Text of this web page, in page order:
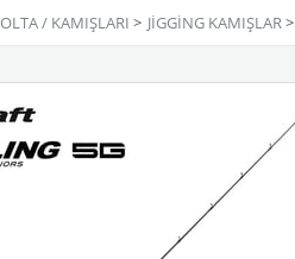
OLTA / KAMIŞLARI > JIGGING KAMIŞLAR>